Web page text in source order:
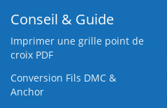
Conseil & Guide
Imprimer une grille point de
croix PDF
Conversion Fils DMC &
Anchor